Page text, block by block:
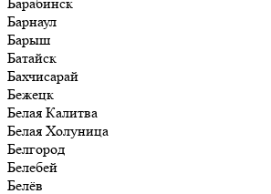
Барнаул
Барыш
Батайск
Бахчисарай
Бежецк
Белая Калитва
Белая Холуница
Белгород
Белебей
Белёв